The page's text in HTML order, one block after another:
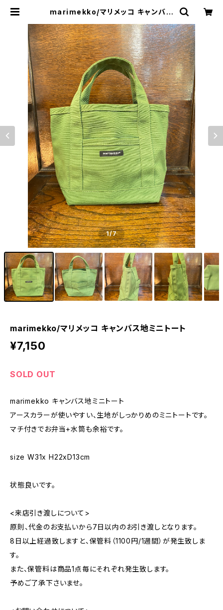
marimekko/マリメッコ キャンバス
| 新宿区神楽坂のリサイクルショッ
プ・古着
1/7
marimekko/マリメッコ キャンバス地ミニトート
¥7,150
SOLD OUT
marimekko キャンバス地ミニトート
アースカラーが使いやすい、生地がしっかりめのミニトートです。
マチ付きでお弁当+水筒も余裕です。
size W31x H22xD13cm
状態良いです。
<来店引き渡しについて>
原則、代金のお支払いから7日以内のお引き渡しとなります。
8日以上経過致しますと、保管料（1100円/1週間）が発生致しま
す。
また、保管料は商品1点毎にそれぞれ発生致します。
予めご了承下さいませ。